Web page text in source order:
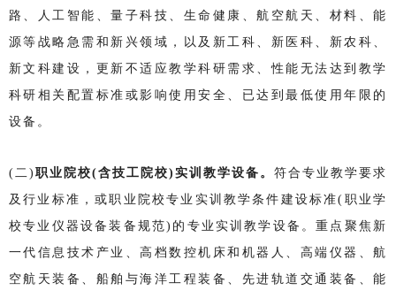
路、人工智能、量子科技、生命健康、航空航天、材料、能
源等战略急需和新兴领域，以及新工科、新医科、新农科、
新文科建设，更新不适应教学科研需求、性能无法达到教学
科研相关配置标准或影响使用安全、已达到最低使用年限的
设备。
(二) 职业院校(含技工院校)实训教学设备。 符合专业教学要求
及行业标准，或职业院校专业实训教学条件建设标准(职业学
校专业仪器设备装备规范)的专业实训教学设备。重点聚焦新
一代信息技术产业、高档数控机床和机器人、高端仪器、航
空航天装备、船舶与海洋工程装备、先进轨道交通装备、能